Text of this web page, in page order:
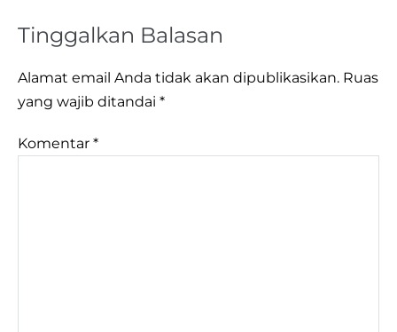
Tinggalkan Balasan
Alamat email Anda tidak akan dipublikasikan. Ruas
yang wajib ditandai *
Komentar *